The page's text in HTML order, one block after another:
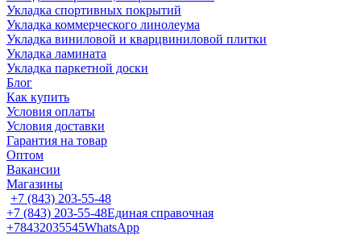
Укладка спортивных покрытий
Укладка коммерческого линолеума
Укладка виниловой и кварцвиниловой плитки
Укладка ламината
Укладка паркетной доски
Блог
Как купить
Условия оплаты
Условия доставки
Гарантия на товар
Оптом
Вакансии
Магазины
+7 (843) 203-55-48
+7 (843) 203-55-48Единая справочная
+78432035545WhatsApp